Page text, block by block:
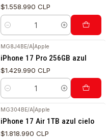
$1.558.990 CLP
Cantidad
MG8J4BE/A |Apple
iPhone 17 Pro 256GB azul
$1.429.990 CLP
Cantidad
MG304BE/A |Apple
iPhone 17 Air 1TB azul cielo
$1.818.990 CLP